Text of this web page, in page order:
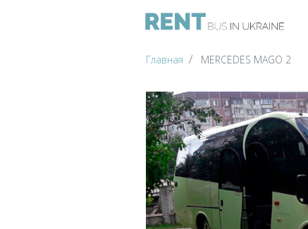
Главная MERCEDES MAGO 2